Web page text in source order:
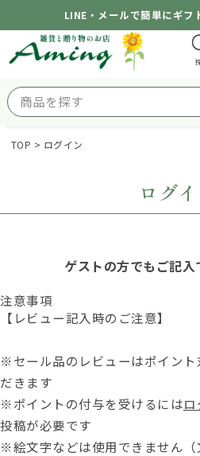
LINE・メールで簡単にギフ
TOP ログイン
ログ
ゲストの方でもご記入
注意事項
【レビュー記入時のご注意】
※セール品のレビューはポイント
だきます
※ポイントの付与を受けるには
投稿が必要です
※絵文字などは使用できません（